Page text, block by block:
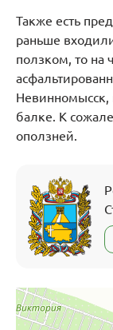
Также есть
раньше
ползком, то на
балке. К
оползней.